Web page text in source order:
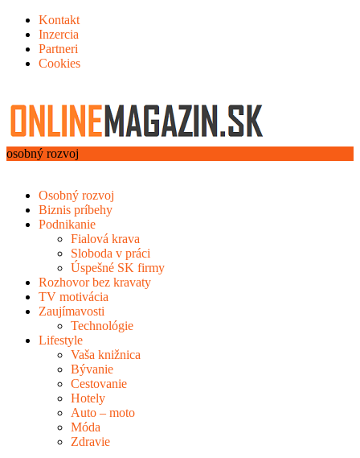
Kontakt
Inzercia
Partneri
Cookies
osobný rozvoj
Osobný rozvoj
Biznis príbehy
Podnikanie
Fialová krava
Sloboda v práci
Úspešné SK firmy
Rozhovor bez kravaty
TV motivácia
Zaujímavosti
Technológie
Lifestyle
Vaša knižnica
Bývanie
Cestovanie
Hotely
Auto – moto
Móda
Zdravie